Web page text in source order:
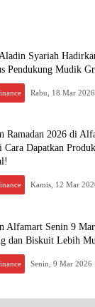
Syariah
Pendukung Mudik
Ramadan 2026 di
Cara Dapatkan
Alfamart Senin 9
dan Biskuit Lebih